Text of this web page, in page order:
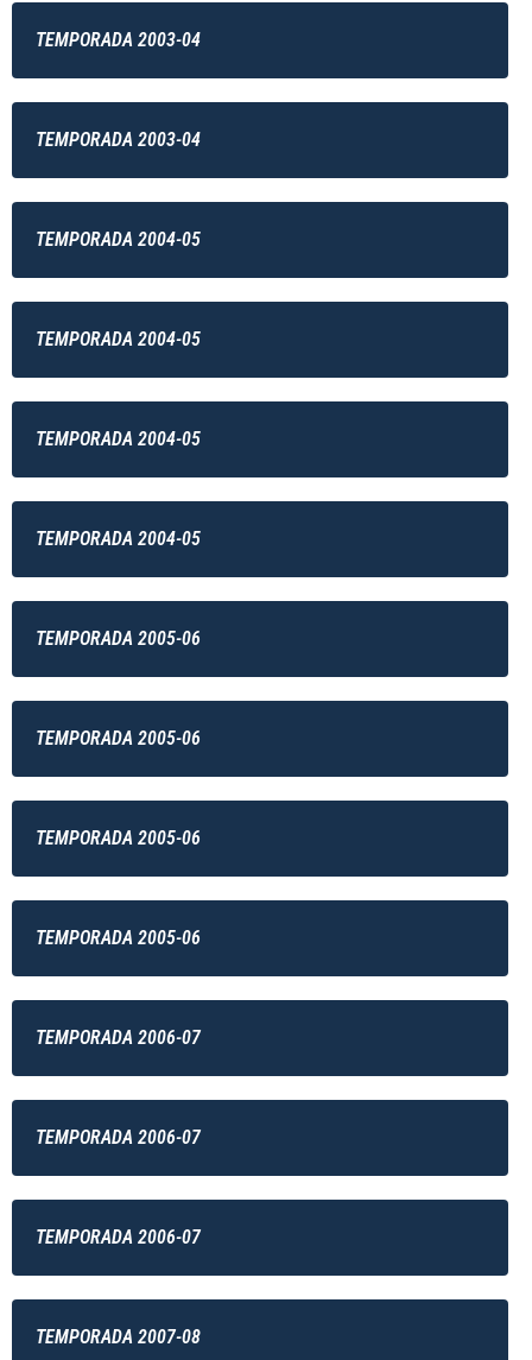
TEMPORADA 2003-04
TEMPORADA 2003-04
TEMPORADA 2004-05
TEMPORADA 2004-05
TEMPORADA 2004-05
TEMPORADA 2004-05
TEMPORADA 2005-06
TEMPORADA 2005-06
TEMPORADA 2005-06
TEMPORADA 2005-06
TEMPORADA 2006-07
TEMPORADA 2006-07
TEMPORADA 2006-07
TEMPORADA 2007-08